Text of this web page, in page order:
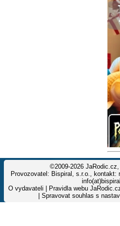
©2009-2026
Provozovatel: Bispiral, s.r.o., kontakt:
O vydavateli
Pravidla webu
Spravovat souhlas s